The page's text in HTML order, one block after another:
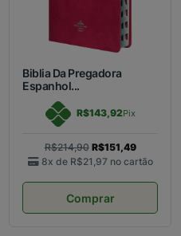
Biblia Da Pregadora
Espanhol...
R$143,92Pix
R$214,90 R$151,49
8x de R$21,97 no cartão
Comprar